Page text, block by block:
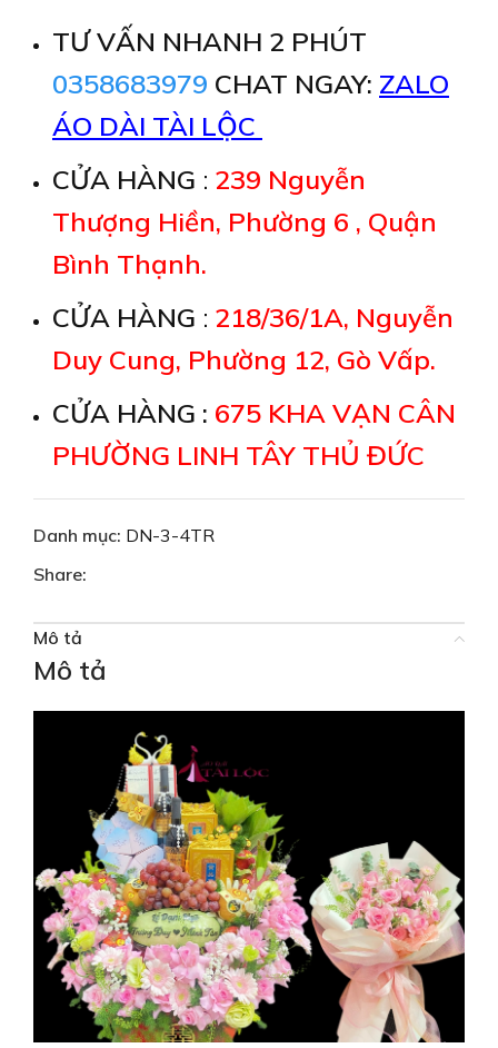
TƯ VẤN NHANH 2 PHÚT
0358683979 CHAT NGAY: ZALO
ÁO DÀI TÀI LỘC
CỬA HÀNG : 239 Nguyễn
Thượng Hiền, Phường 6 , Quận
Bình Thạnh.
CỬA HÀNG : 218/36/1A, Nguyễn
Duy Cung, Phường 12, Gò Vấp.
CỬA HÀNG : 675 KHA VẠN CÂN
PHƯỜNG LINH TÂY THỦ ĐỨC
Danh mục: DN-3-4TR
Share:
Mô tả
Mô tả